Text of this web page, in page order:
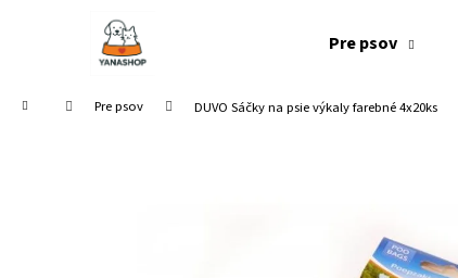
Pre psov
Domov Pre psov DUVO Sáčky na psie výkaly farebné 4x20ks
Späť
Späť